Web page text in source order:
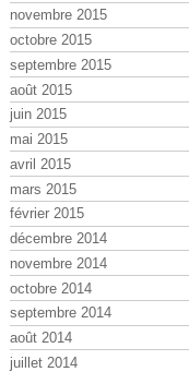
novembre 2015
octobre 2015
septembre 2015
août 2015
juin 2015
mai 2015
avril 2015
mars 2015
février 2015
décembre 2014
novembre 2014
octobre 2014
septembre 2014
août 2014
juillet 2014